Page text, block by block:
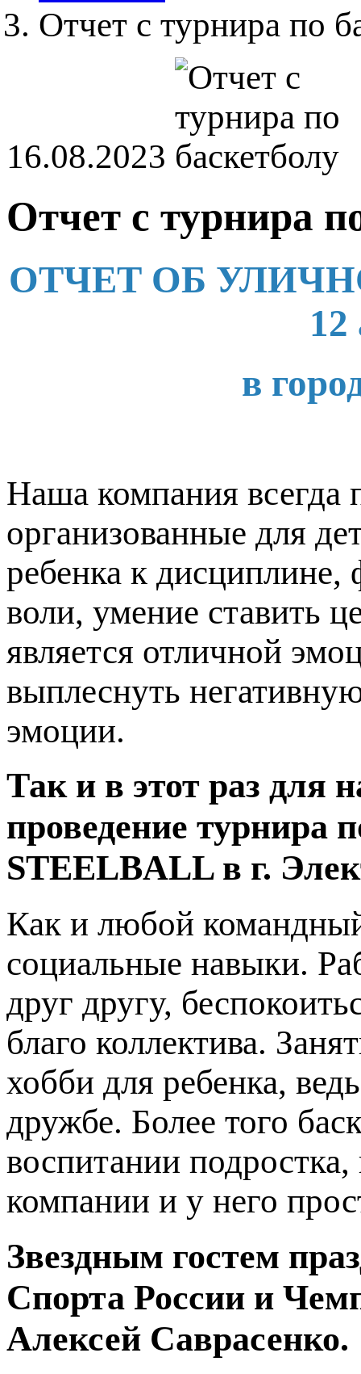
Отчет с турнира по
16.08.2023
Отчет с турнира
ОТЧЕТ ОБ
12
в
Наша компания всегда
организованные для
ребенка к дисциплине,
воли, умение ставить
является отличной
выплеснуть
эмоции.
Так и в этот раз для
проведение турнира
STEELBALL в г.
Как и любой командный
социальные навыки.
друг другу,
благо коллектива.
хобби для ребенка,
дружбе. Более того
воспитании подростка,
компании и у него
Звездным гостем
Спорта России и
Алексей Саврасенко.